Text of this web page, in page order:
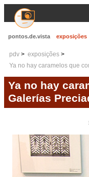
pontos.de.vista exposições
pdv
exposições
Ya no hay caramelos que
Ya no hay
Galerías